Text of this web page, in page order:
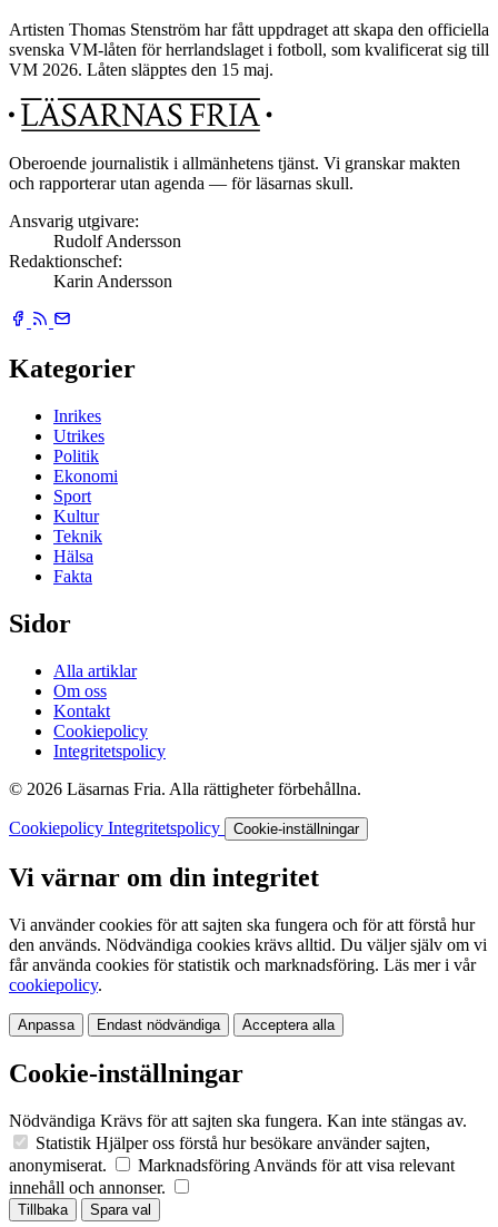
Artisten Thomas Stenström har fått uppdraget att skapa den officiella
svenska VM-låten för herrlandslaget i fotboll, som kvalificerat sig till
VM 2026. Låten släpptes den 15 maj.
Oberoende journalistik i allmänhetens tjänst. Vi granskar makten
och rapporterar utan agenda — för läsarnas skull.
Ansvarig utgivare:
Rudolf Andersson
Redaktionschef:
Karin Andersson
Kategorier
Inrikes
Utrikes
Politik
Ekonomi
Sport
Kultur
Teknik
Hälsa
Fakta
Sidor
Alla artiklar
Om oss
Kontakt
Cookiepolicy
Integritetspolicy
© 2026 Läsarnas Fria. Alla rättigheter förbehållna.
Cookiepolicy Integritetspolicy Cookie-inställningar
Vi värnar om din integritet
Vi använder cookies för att sajten ska fungera och för att förstå hur
den används. Nödvändiga cookies krävs alltid. Du väljer själv om vi
får använda cookies för statistik och marknadsföring. Läs mer i vår
cookiepolicy.
Anpassa Endast nödvändiga Acceptera alla
Cookie-inställningar
Nödvändiga Krävs för att sajten ska fungera. Kan inte stängas av.
Statistik Hjälper oss förstå hur besökare använder sajten,
anonymiserat.
Marknadsföring Används för att visa relevant
innehåll och annonser.
Tillbaka Spara val